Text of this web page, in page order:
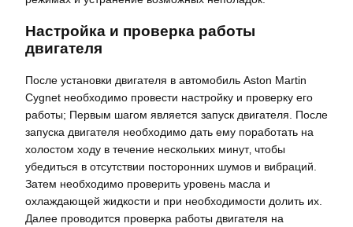
Настройка и проверка работы
двигателя
После установки двигателя в автомобиль Aston Martin
Cygnet необходимо провести настройку и проверку его
работы; Первым шагом является запуск двигателя. После
запуска двигателя необходимо дать ему поработать на
холостом ходу в течение нескольких минут‚ чтобы
убедиться в отсутствии посторонних шумов и вибраций.
Затем необходимо проверить уровень масла и
охлаждающей жидкости и при необходимости долить их.
Далее проводится проверка работы двигателя на